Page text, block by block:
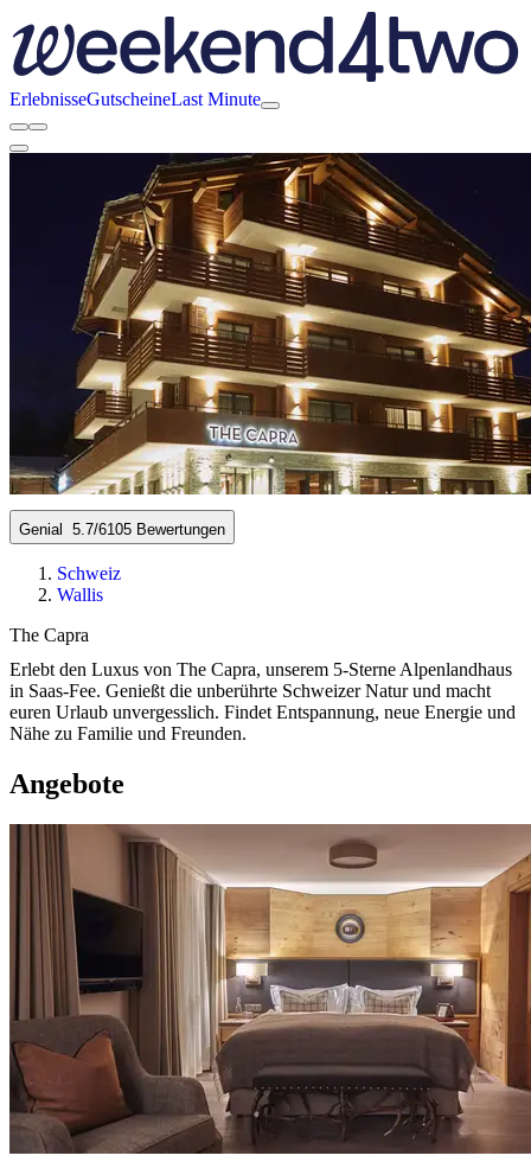
ErlebnisseGutscheineLast Minute
Genial 5.7/6105 Bewertungen
Schweiz
Wallis
The Capra
Erlebt den Luxus von The Capra, unserem 5-Sterne Alpenlandhaus
in Saas-Fee. Genießt die unberührte Schweizer Natur und macht
euren Urlaub unvergesslich. Findet Entspannung, neue Energie und
Nähe zu Familie und Freunden.
Angebote